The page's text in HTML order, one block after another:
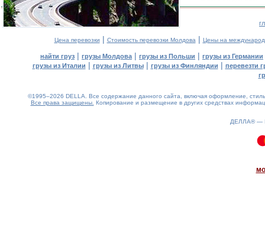
Цена перевозки | Стоимость перевозки Молдова | Цены на
найти груз | грузы Молдова | грузы из Польши | грузы из Германии
грузы из Италии | грузы из Литвы| грузы из Финляндии | перевезти
©1995–2026 DELLA. Все содержание данного сайта, включая оформление,
Все права защищены. Копирование и размещение в других средствах
ДЕЛЛА® —